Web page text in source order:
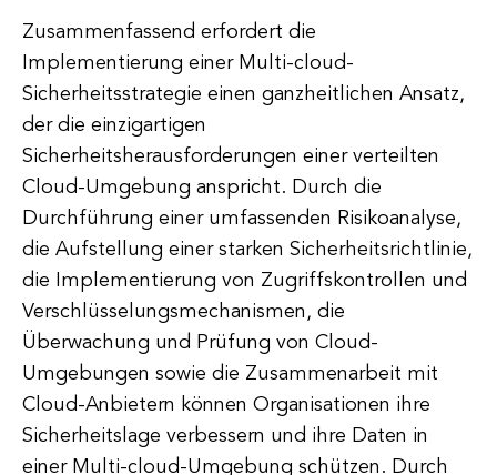
Zusammenfassend erfordert die
Implementierung einer Multi-cloud-
Sicherheitsstrategie einen ganzheitlichen Ansatz,
der die einzigartigen
Sicherheitsherausforderungen einer verteilten
Cloud-Umgebung anspricht. Durch die
Durchführung einer umfassenden Risikoanalyse,
die Aufstellung einer starken Sicherheitsrichtlinie,
die Implementierung von Zugriffskontrollen und
Verschlüsselungsmechanismen, die
Überwachung und Prüfung von Cloud-
Umgebungen sowie die Zusammenarbeit mit
Cloud-Anbietern können Organisationen ihre
Sicherheitslage verbessern und ihre Daten in
einer Multi-cloud-Umgebung schützen. Durch